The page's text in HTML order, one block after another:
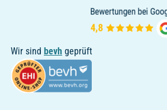
Wir sind bevh geprüft